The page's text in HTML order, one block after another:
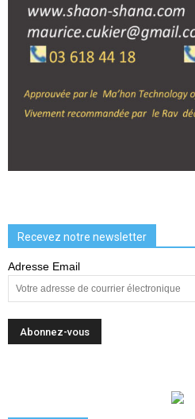
Recevez notre newsletter
Adresse Email